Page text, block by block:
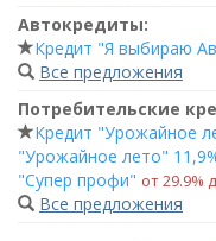
Автокредиты:
Кредит "Я выбираю
Все предложения
Потребительские
Кредит "Урожайное
"Урожайное лето"
"Супер профи" от 29.9%
Все предложения